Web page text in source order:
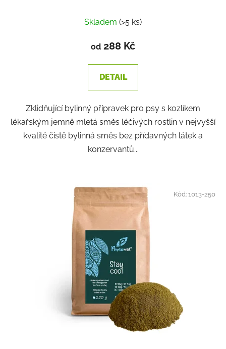
Skladem (>5 ks)
od 288 Kč
DETAIL
Zklidňující bylinný přípravek pro psy s kozlíkem
lékařským jemně mletá směs léčivých rostlin v nejvyšší
kvalitě čistě bylinná směs bez přídavných látek a
konzervantů...
Kód:1013-250